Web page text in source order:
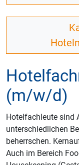
(m/w/d)
Hotelfachleute sind
unterschiedlichen
beherrschen.
Auch im Bereich